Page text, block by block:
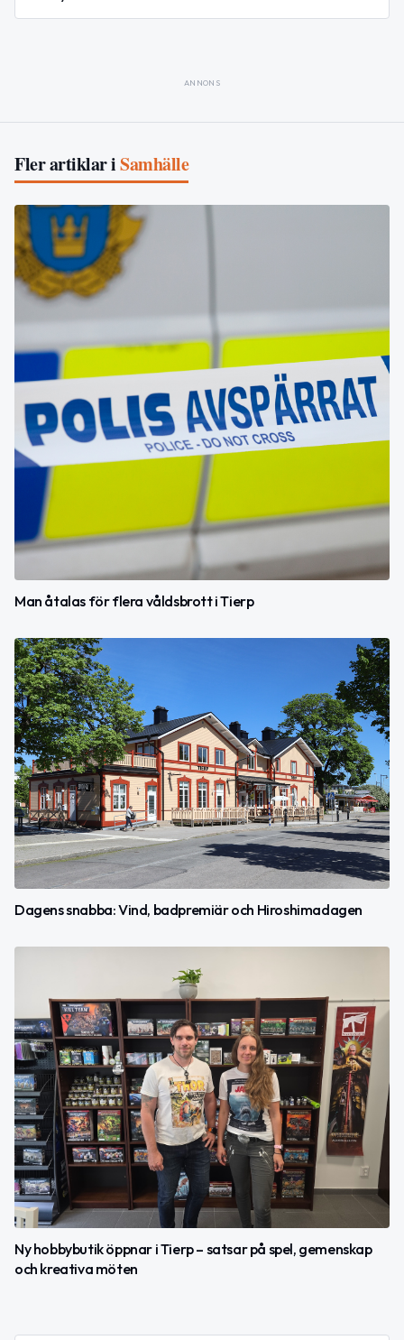
ANNONS
Fler artiklar iSamhälle
Man åtalas för flera våldsbrott i Tierp
Dagens snabba: Vind, badpremiär och Hiroshimadagen
Ny hobbybutik öppnar i Tierp – satsar på spel, gemenskap
och kreativa möten